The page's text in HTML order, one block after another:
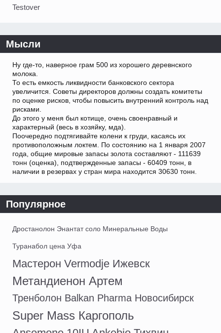
Testover
Мысли
Ну где-то, наверное грам 500 из хорошего деревнского
молока.
То есть емкость ликвидности банковского сектора
увеличится. Советы директоров должны создать комитеты
по оценке рисков, чтобы повысить внутренний контроль над
рисками.
До этого у меня был котище, очень своенравный и
характерный (весь в хозяйку, мда).
Поочередно подтягивайте колени к груди, касаясь их
противоположным локтем. По состоянию на 1 января 2007
года, общие мировые запасы золота составляют - 111639
тонн (оценка), подтвержденные запасы - 60409 тонн, в
наличии в резервах у стран мира находится 30630 тонн.
Популярное
Дростанолон Энантат соло Минеральные Воды
Туранабол цена Уфа
Мастерон Vermodje Ижевск
Метандиенон Артем
Тренболон Balkan Pharma Новосибирск
Super Mass Каргополь